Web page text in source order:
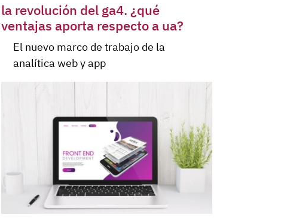
la revolución del ga4. ¿qué
ventajas aporta respecto a ua?
El nuevo marco de trabajo de la
analítica web y app